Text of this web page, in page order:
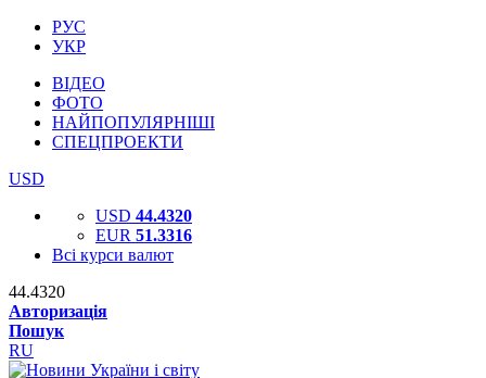
РУС
УКР
ВІДЕО
ФОТО
НАЙПОПУЛЯРНІШІ
СПЕЦПРОЕКТИ
USD
USD 44.4320
EUR 51.3316
Всі курси валют
44.4320
Авторизація
Пошук
RU